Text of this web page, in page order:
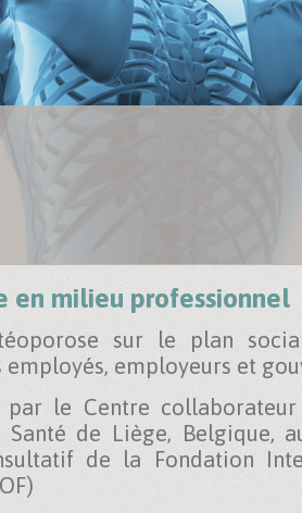
en milieu professionnel
sur le plan
employés, employeurs et
par le Centre
de Liège, Belgique,
de la Fondation